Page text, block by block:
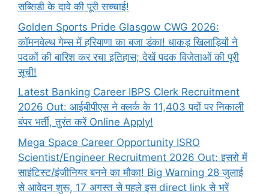
सब्सिडी के दावे की पूरी सच्चाई!
Golden Sports Pride Glasgow CWG 2026:
कॉमनवेल्थ गेम्स में हरियाणा का बजा डंका! धाकड़ खिलाड़ियों ने
पदकों की बारिश कर रचा इतिहास; देखें पदक विजेताओं की पूरी
सूची!
Latest Banking Career IBPS Clerk Recruitment
2026 Out: आईबीपीएस ने क्लर्क के 11,403 पदों पर निकाली
बंपर भर्ती, तुरंत करें Online Apply!
Mega Space Career Opportunity ISRO
Scientist/Engineer Recruitment 2026 Out: इसरो में
साइंटिस्ट/इंजीनियर बनने का मौका! Big Warning 28 जुलाई
से आवेदन शुरू, 17 अगस्त से पहले इस direct link से भरें